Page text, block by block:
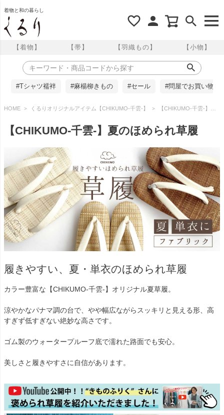
着物と和の暮らし
【着物】 【帯】 【羽織もの】 【小物】
#Tシャツ襦袢 #麻楊柳きもの #セール #問屋でお買い物
HOME くるりオリジナルアイテム【CHIKUMO-千雲-】 【CHIKUMO-千雲-】夏のほめられ草履
【CHIKUMO-千雲-】夏のほめられ草履
履きやすい、夏・単衣のほめられ草履
カラー豊富な【CHIKUMO-千雲-】オリジナル夏草履。
涼やかなパナマ調の台で、やや幅広ながらスッキリと見える形、高
すぎず低すぎない絶妙な高さです。
ゴム製のウォータープルーフ底で濡れた路面でも安心。
美しさと履きやすさに自信があります。